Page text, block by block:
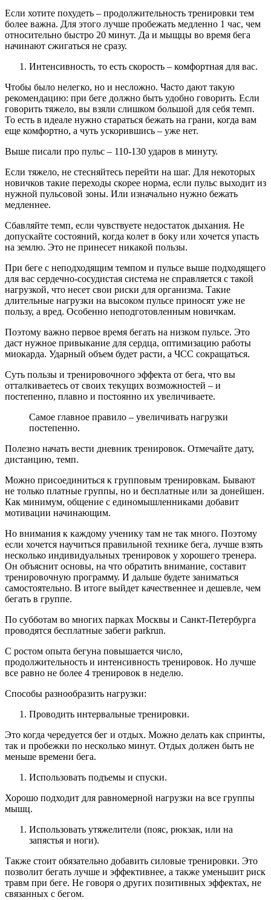
Если хотите похудеть – продолжительность тренировки тем
более важна. Для этого лучше пробежать медленно 1 час, чем
относительно быстро 20 минут. Да и мыщцы во время бега
начинают сжигаться не сразу.
Интенсивность, то есть скорость – комфортная для вас.
Чтобы было нелегко, но и несложно. Часто дают такую
рекомендацию: при беге должно быть удобно говорить. Если
говорить тяжело, вы взяли слишком большой для себя темп.
То есть в идеале нужно стараться бежать на грани, когда вам
еще комфортно, а чуть ускорившись – уже нет.
Выше писали про пульс – 110-130 ударов в минуту.
Если тяжело, не стесняйтесь перейти на шаг. Для некоторых
новичков такие переходы скорее норма, если пульс выходит из
нужной пульсовой зоны. Или изначально нужно бежать
медленнее.
Сбавляйте темп, если чувствуете недостаток дыхания. Не
допускайте состояний, когда колет в боку или хочется упасть
на землю. Это не принесет никакой пользы.
При беге с неподходящим темпом и пульсе выше подходящего
для вас сердечно-сосудистая система не справляется с такой
нагрузкой, что несет свои риски для организма. Такие
длительные нагрузки на высоком пульсе приносят уже не
пользу, а вред. Особенно неподготовленным новичкам.
Поэтому важно первое время бегать на низком пульсе. Это
даст нужное привыкание для сердца, оптимизацию работы
миокарда. Ударный объем будет расти, а ЧСС сокращаться.
Суть пользы и тренировочного эффекта от бега, что вы
отталкиваетесь от своих текущих возможностей – и
постепенно, плавно и постоянно их увеличиваете.
Самое главное правило – увеличивать нагрузки
постепенно.
Полезно начать вести дневник тренировок. Отмечайте дату,
дистанцию, темп.
Можно присоединиться к групповым тренировкам. Бывают
не только платные группы, но и бесплатные или за донейшен.
Как минимум, общение с единомышленниками добавит
мотивации начинающим.
Но внимания к каждому ученику там не так много. Поэтому
если хочется научиться правильной технике бега, лучше взять
несколько индивидуальных тренировок у хорошего тренера.
Он объяснит основы, на что обратить внимание, составит
тренировочную программу. И дальше будете заниматься
самостоятельно. В итоге выйдет качественнее и дешевле, чем
бегать в группе.
По субботам во многих парках Москвы и Санкт-Петербурга
проводятся бесплатные забеги parkrun.
С ростом опыта бегуна повышается число,
продолжительность и интенсивность тренировок. Но лучше
все равно не более 4 тренировок в неделю.
Способы разнообразить нагрузки:
Проводить интервальные тренировки.
Это когда чередуется бег и отдых. Можно делать как спринты,
так и пробежки по несколько минут. Отдых должен быть не
меньше времени бега.
Использовать подъемы и спуски.
Хорошо подходит для равномерной нагрузки на все группы
мышц.
Использовать утяжелители (пояс, рюкзак, или на
запястья и ноги).
Также стоит обязательно добавить силовые тренировки. Это
позволит бегать лучше и эффективнее, а также уменьшит риск
травм при беге. Не говоря о других позитивных эффектах, не
связанных с бегом.